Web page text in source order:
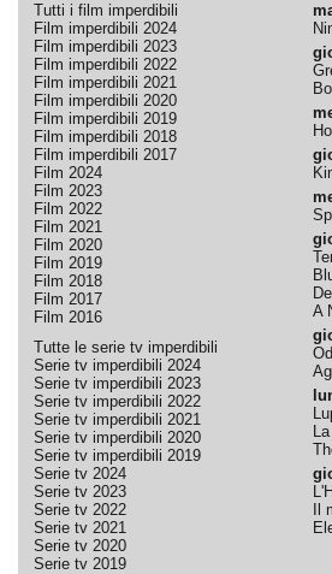
Tutti i film imperdibili
Film imperdibili 2024
Film imperdibili 2023
Film imperdibili 2022
Film imperdibili 2021
Film imperdibili 2020
Film imperdibili 2019
Film imperdibili 2018
Film imperdibili 2017
Film 2024
Film 2023
Film 2022
Film 2021
Film 2020
Film 2019
Film 2018
Film 2017
Film 2016
Tutte le serie tv imperdibili
Serie tv imperdibili 2024
Serie tv imperdibili 2023
Serie tv imperdibili 2022
Serie tv imperdibili 2021
Serie tv imperdibili 2020
Serie tv imperdibili 2019
Serie tv 2024
Serie tv 2023
Serie tv 2022
Serie tv 2021
Serie tv 2020
Serie tv 2019
A
Il